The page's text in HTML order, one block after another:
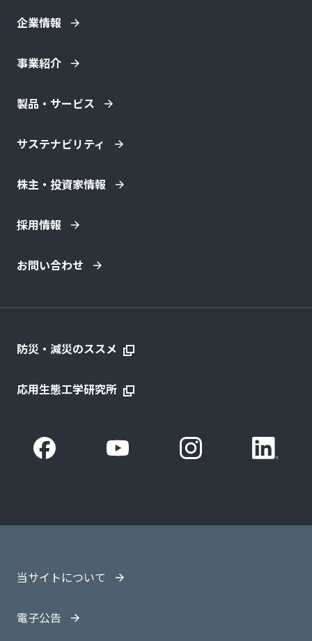
企業情報
事業紹介
製品・サービス
サステナビリティ
株主・投資家情報
採用情報
お問い合わせ
防災・減災のススメ
応用生態工学研究所
当サイトについて
電子公告